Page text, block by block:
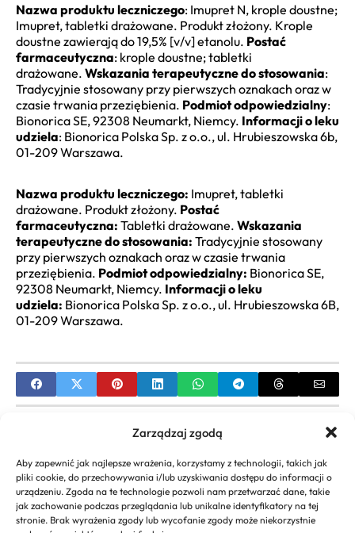
Zarządzaj zgodą
Aby zapewnić jak najlepsze wrażenia, korzystamy z technologii, takich jak
pliki cookie, do przechowywania i/lub uzyskiwania dostępu do informacji o
urządzeniu. Zgoda na te technologie pozwoli nam przetwarzać dane, takie
jak zachowanie podczas przeglądania lub unikalne identyfikatory na tej
stronie. Brak wyrażenia zgody lub wycofanie zgody może niekorzystnie
Nazwa produktu leczniczego: Imupret N, krople doustne;
Imupret, tabletki drażowane. Produkt złożony. Krople
doustne zawierają do 19,5% [v/v] etanolu. Postać
farmaceutyczna: krople doustne; tabletki
drażowane. Wskazania terapeutyczne do stosowania:
Tradycyjnie stosowany przy pierwszych oznakach oraz w
czasie trwania przeziębienia. Podmiot odpowiedzialny:
Bionorica SE, 92308 Neumarkt, Niemcy. Informacji o leku
udziela: Bionorica Polska Sp. z o.o., ul. Hrubieszowska 6b,
01-209 Warszawa.
Nazwa produktu leczniczego: Imupret, tabletki
drażowane. Produkt złożony. Postać
farmaceutyczna: Tabletki drażowane. Wskazania
terapeutyczne do stosowania: Tradycyjnie stosowany
przy pierwszych oznakach oraz w czasie trwania
przeziębienia. Podmiot odpowiedzialny: Bionorica SE,
92308 Neumarkt, Niemcy. Informacji o leku
udziela: Bionorica Polska Sp. z o.o., ul. Hrubieszowska 6B,
01-209 Warszawa.
Co to jest witamina J i na co pomaga? Poznaj jej
działanie
Jaka jest najlepsza witamina d dla noworodka?